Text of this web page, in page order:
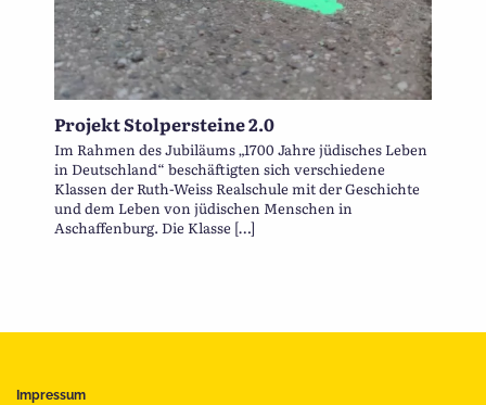
Projekt Stolpersteine 2.0
Im Rahmen des Jubiläums „1700 Jahre jüdisches Leben
in Deutschland“ beschäftigten sich verschiedene
Klassen der Ruth-Weiss Realschule mit der Geschichte
und dem Leben von jüdischen Menschen in
Aschaffenburg. Die Klasse […]
Impressum